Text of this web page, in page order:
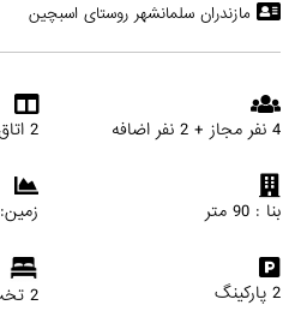
مازندران سلمانشهر روستای اسبچین
4 نفر مجاز + 2 نفر اضافه 2 اتاق
بنا : 90 متر زمین: 217 متر
2 پارکینگ 2 تخت دو نفره